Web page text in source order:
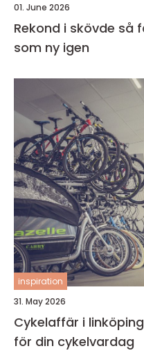
01. June 2026
Rekond i skövde så får du bilen att kännas
som ny igen
inspiration
31. May 2026
Cykelaffär i linköping så väljer du rätt butik
för din cykelvardag